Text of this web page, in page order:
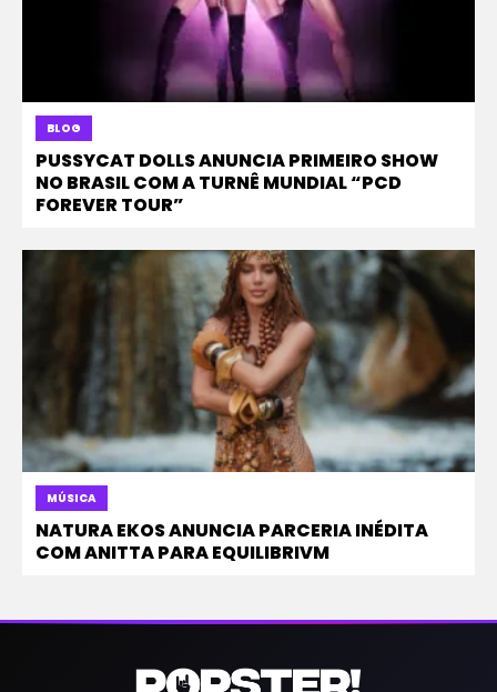
BLOG
PUSSYCAT DOLLS ANUNCIA PRIMEIRO SHOW
NO BRASIL COM A TURNÊ MUNDIAL “PCD
FOREVER TOUR”
MÚSICA
NATURA EKOS ANUNCIA PARCERIA INÉDITA
COM ANITTA PARA EQUILIBRIVM